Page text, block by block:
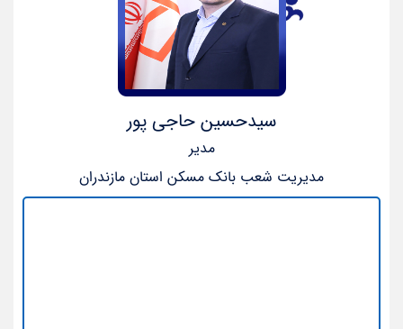
سیدحسین حاجی پور
مدیر
مدیریت شعب بانک مسکن استان مازندران